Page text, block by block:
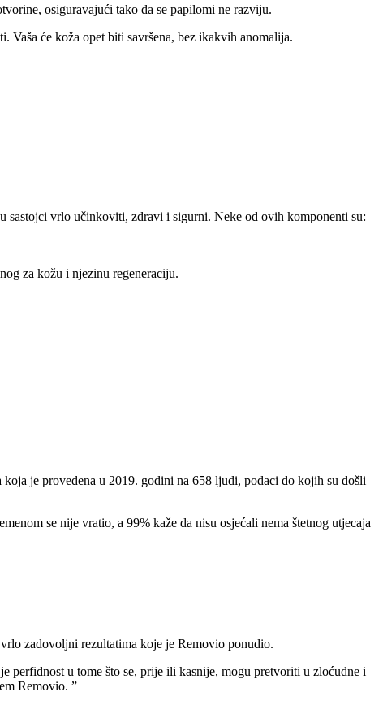
osiguravajući tako da se papilomi ne razviju.
Vaša će koža opet biti savršena, bez ikakvih anomalija.
sastojci vrlo učinkoviti, zdravi i sigurni. Neke od ovih komponenti su:
za kožu i njezinu regeneraciju.
je provedena u 2019. godini na 658 ljudi, podaci do kojih su došli
se nije vratio, a 99% kaže da nisu osjećali nema štetnog utjecaja
zadovoljni rezultatima koje je Removio ponudio.
perfidnost u tome što se, prije ili kasnije, mogu pretvoriti u zloćudne i
Removio. ”